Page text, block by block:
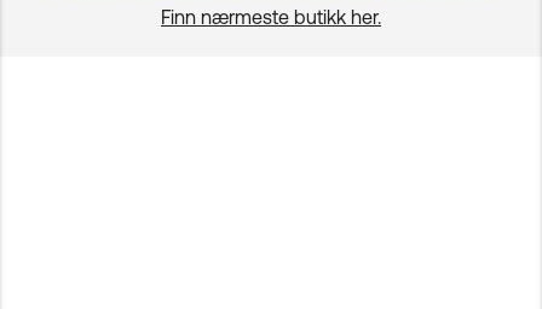
Finn nærmeste butikk her.